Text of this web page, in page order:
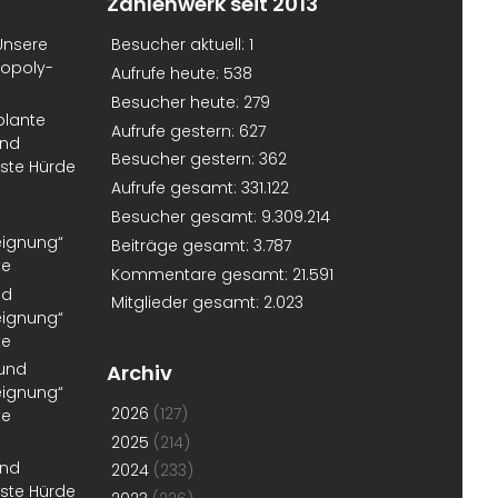
Hürde
Hürde
Besucher aktuell: 1
Aufrufe heute: 538
Besucher heute: 279
Aufrufe gestern: 627
Besucher gestern: 362
Aufrufe gesamt: 331.122
Besucher gesamt: 9.309.214
Beiträge gesamt: 3.787
Kommentare gesamt: 21.591
Mitglieder gesamt: 2.023
Archiv
2026 (127)
2025 (214)
2024 (233)